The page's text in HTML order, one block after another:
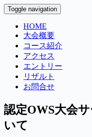
Toggle navigation
HOME
大会概要
コース紹介
アクセス
エントリー
リザルト
お問合せ
認定OWS大会
いて